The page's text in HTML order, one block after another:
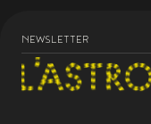
NEWSLETTER